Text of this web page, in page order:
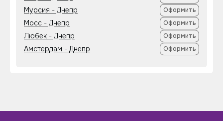
Мурсия - Днепр Оформить
Мосс - Днепр Оформить
Любек - Днепр Оформить
Амстердам - Днепр Оформить